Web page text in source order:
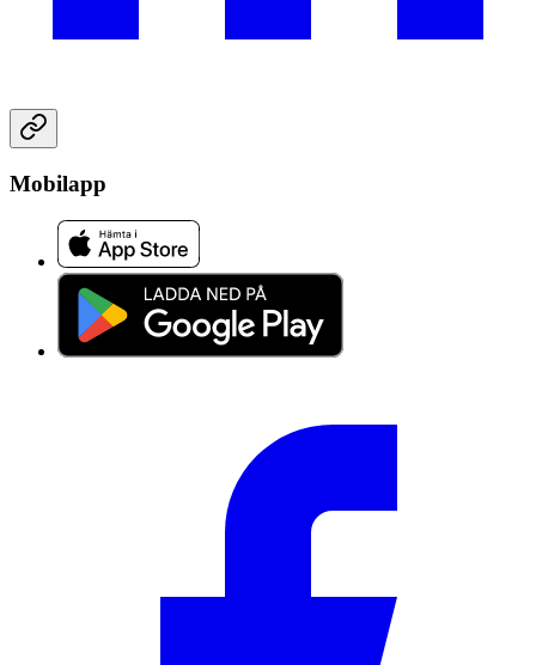
Mobilapp